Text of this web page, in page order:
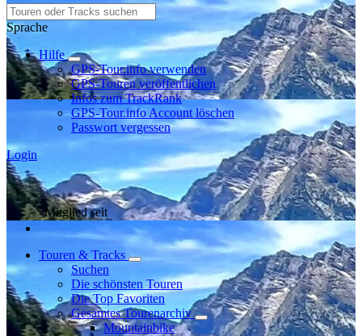
Sprache
Hilfe
GPS-Tour.info verwenden
GPS-Touren veröffentlichen
Infos zum TrackRank
GPS-Tour.info Account löschen
Passwort vergessen
Login
Mitglied seit
Touren & Tracks
Suchen
Die schönsten Touren
Die Top Favoriten
Gesamtes Tourenarchiv
Mountainbike